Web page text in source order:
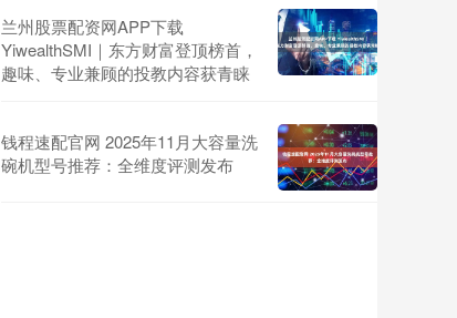
兰州股票配资网APP下载
YiwealthSMI｜东方财富登顶榜首，
趣味、专业兼顾的投教内容获青睐
钱程速配官网 2025年11月大容量洗
碗机型号推荐：全维度评测发布